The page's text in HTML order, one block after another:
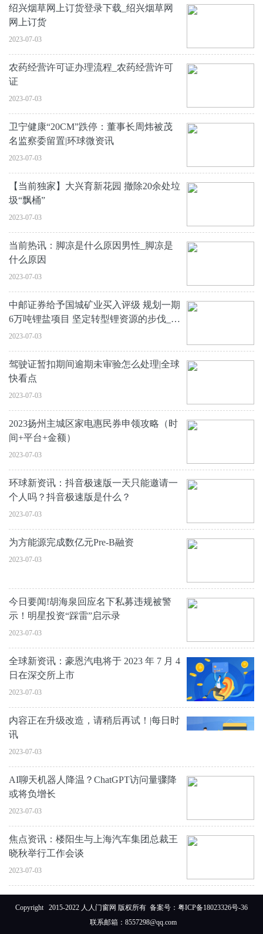
绍兴烟草网上订货登录下载_绍兴烟草网
网上订货
2023-07-03
农药经营许可证办理流程_农药经营许可
证
2023-07-03
卫宁健康“20CM”跌停：董事长周炜被茂
名监察委留置|环球微资讯
2023-07-03
【当前独家】大兴育新花园 撤除20余处垃
圾“飘桶”
2023-07-03
当前热讯：脚凉是什么原因男性_脚凉是
什么原因
2023-07-03
中邮证券给予国城矿业买入评级 规划一期
6万吨锂盐项目 坚定转型锂资源的步伐_全
球快看点
2023-07-03
驾驶证暂扣期间逾期未审验怎么处理|全球
快看点
2023-07-03
2023扬州主城区家电惠民券申领攻略（时
间+平台+金额）
2023-07-03
环球新资讯：抖音极速版一天只能邀请一
个人吗？抖音极速版是什么？
2023-07-03
为方能源完成数亿元Pre-B融资
2023-07-03
今日要闻!胡海泉回应名下私募违规被警
示！明星投资“踩雷”启示录
2023-07-03
全球新资讯：豪恩汽电将于 2023 年 7 月 4
日在深交所上市
2023-07-03
内容正在升级改造，请稍后再试！|每日时
讯
2023-07-03
AI聊天机器人降温？ChatGPT访问量骤降
或将负增长
2023-07-03
焦点资讯：楼阳生与上海汽车集团总裁王
晓秋举行工作会谈
2023-07-03
Copyright 2015-2022 人人门窗网 版权所有 备案号： 粤ICP备18023326号-36
联系邮箱：8557298@qq.com